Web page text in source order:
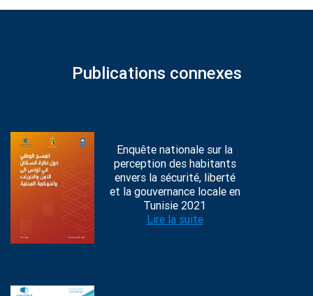
Publications connexes
Enquête nationale sur la
perception des habitants
envers la sécurité, liberté
et la gouvernance locale en
Tunisie 2021
Lire la suite